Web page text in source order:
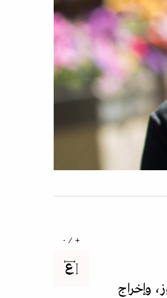
وغلين كلوز، وإخراج
+ / -